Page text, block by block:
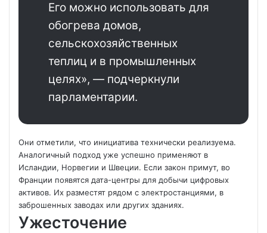
Его можно использовать для
обогрева домов,
сельскохозяйственных
теплиц и в промышленных
целях», — подчеркнули
парламентарии.
Они отметили, что инициатива технически реализуема.
Аналогичный подход уже успешно применяют в
Исландии, Норвегии и Швеции. Если закон примут, во
Франции появятся дата-центры для добычи цифровых
активов. Их разместят рядом с электростанциями, в
заброшенных заводах или других зданиях.
Ужесточение